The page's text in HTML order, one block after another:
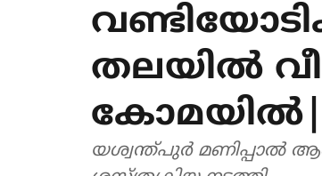
തലയിൽ
യശ്വന്ത്പുർ മണിപ്പാൽ